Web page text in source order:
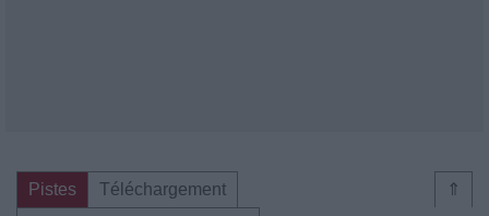
⇑
Pistes
Téléchargement